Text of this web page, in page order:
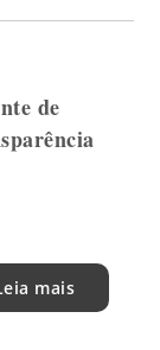
de
mais